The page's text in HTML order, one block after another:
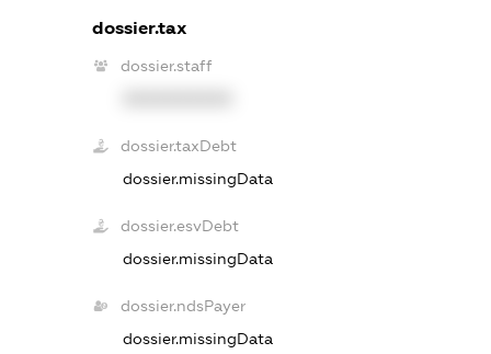
dossier.tax
dossier.staff
dossier.taxDebt
dossier.missingData
dossier.esvDebt
dossier.missingData
dossier.ndsPayer
dossier.missingData